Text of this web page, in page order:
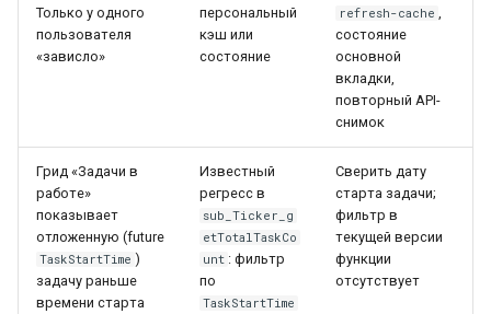
Только у одного
пользователя
«зависло»
персональный
кэш или
состояние
refresh-cache ,
состояние
основной
вкладки,
повторный API-
снимок
Грид «Задачи в
работе»
показывает
отложенную (future
TaskStartTime )
задачу раньше
времени старта
Известный
регресс в
sub_Ticker_g
etTotalTaskCo
unt : фильтр
по
TaskStartTime
Сверить дату
старта задачи;
фильтр в
текущей версии
функции
отсутствует